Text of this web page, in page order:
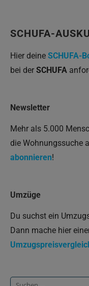
SCHUFA-
Hier deine SCHUFA-
bei der SCHUFA
Newsletter
Mehr als 5.000
die Wohnungssuche
abonnieren!
Umzüge
Du suchst ein
Dann mache hier
Suche